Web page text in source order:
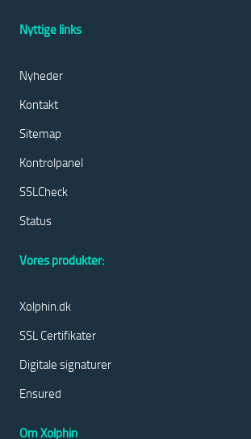
Nyttige links
Nyheder
Kontakt
Sitemap
Kontrolpanel
SSLCheck
Status
Vores produkter:
Xolphin.dk
SSL Certifikater
Digitale signaturer
Ensured
Om Xolphin